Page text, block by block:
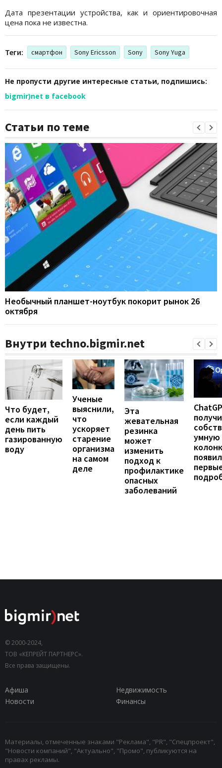
Дата презентации устройства, как и ориентировочная
цена пока не известна.
Теги: смартфон Sony Ericsson Sony Sony Yuga
Не пропусти другие интересные статьи, подпишись:
bigmir)net в facebook
Статьи по теме
Необычный планшет-ноутбук покорит рынок 26
октября
Внутри techno.bigmir.net
Что будет,
если каждый
день пить
газированную
воду
Ученые
выяснили,
что
ускоряет
старение
организма
на самом
деле
Эта
жевательная
резинка
может
изменить
подход к
профилактике
опасных
заболеваний
умную
© 2000-2024,
ТОВ «КЕПРЕЙТ ПАРТНЕРС».
Все права защищены.
Афиша
Недвижимость
Новости
Финансы
Материалы, отмеченные знаками "Реклама", "PR", "Спецпроект",
"Новости компаний", "Актуально", "Промо", публикуются на
правах рекламы.